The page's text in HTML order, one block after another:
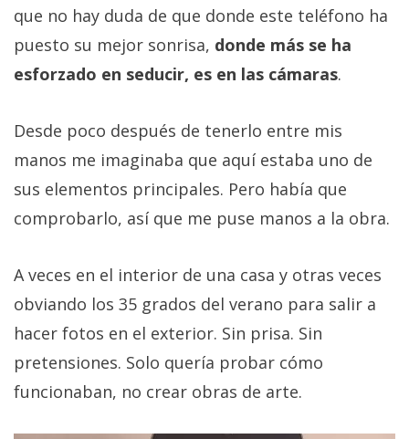
que no hay duda de que donde este teléfono ha
puesto su mejor sonrisa, donde más se ha
esforzado en seducir, es en las cámaras.
Desde poco después de tenerlo entre mis
manos me imaginaba que aquí estaba uno de
sus elementos principales. Pero había que
comprobarlo, así que me puse manos a la obra.
A veces en el interior de una casa y otras veces
obviando los 35 grados del verano para salir a
hacer fotos en el exterior. Sin prisa. Sin
pretensiones. Solo quería probar cómo
funcionaban, no crear obras de arte.